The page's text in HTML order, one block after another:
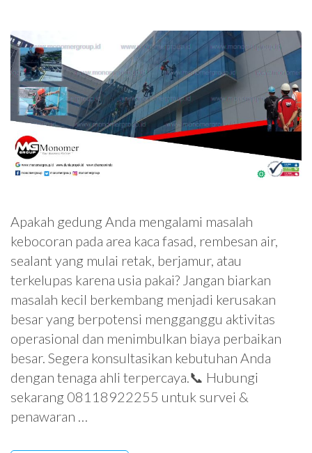
Apakah gedung Anda mengalami masalah
kebocoran pada area kaca fasad, rembesan air,
sealant yang mulai retak, berjamur, atau
terkelupas karena usia pakai? Jangan biarkan
masalah kecil berkembang menjadi kerusakan
besar yang berpotensi mengganggu aktivitas
operasional dan menimbulkan biaya perbaikan
besar. Segera konsultasikan kebutuhan Anda
dengan tenaga ahli terpercaya.📞 Hubungi
sekarang 08118922255 untuk survei &
penawaran …